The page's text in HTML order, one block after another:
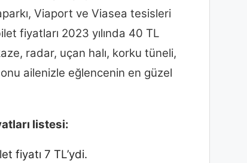
Viaport ve Viasea tesisleri
fiyatları 2023 yılında 40 TL
radar, uçan halı, korku tüneli,
ailenizle eğlencenin en güzel
listesi:
fiyatı 7 TL’ydi.